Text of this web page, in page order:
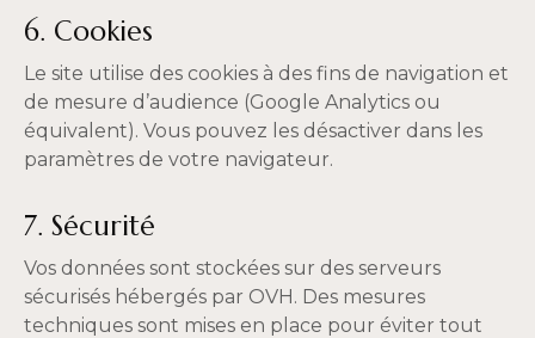
6. Cookies
Le site utilise des cookies à des fins de navigation et
de mesure d’audience (Google Analytics ou
équivalent). Vous pouvez les désactiver dans les
paramètres de votre navigateur.
7. Sécurité
Vos données sont stockées sur des serveurs
sécurisés hébergés par OVH. Des mesures
techniques sont mises en place pour éviter tout